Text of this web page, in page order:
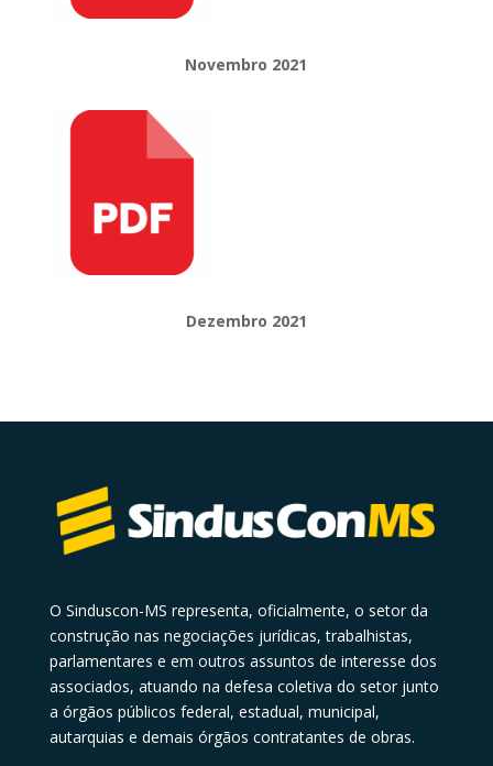
Novembro 2021
Dezembro 2021
O Sinduscon-MS representa, oficialmente, o setor da
construção nas negociações jurídicas, trabalhistas,
parlamentares e em outros assuntos de interesse dos
associados, atuando na defesa coletiva do setor junto
a órgãos públicos federal, estadual, municipal,
autarquias e demais órgãos contratantes de obras.